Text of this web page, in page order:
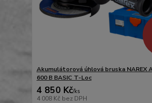
Akumulátorová úhlová bruska NAREX
600 B BASIC T-Loc
4 850 Kč/ks
4 008 Kč bez DPH